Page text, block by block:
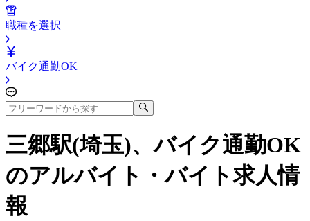
職種を選択
バイク通勤OK
三郷駅(埼玉)、バイク通勤OK
のアルバイト・バイト求人情
報